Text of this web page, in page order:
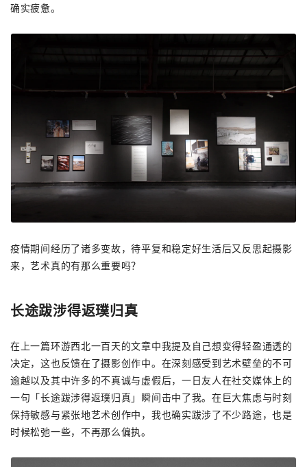
确实疲惫。
疫情期间经历了诸多变故，待平复和稳定好生活后又反思起摄影
来，艺术真的有那么重要吗？
长途跋涉得返璞归真
在上一篇环游西北一百天的文章中我提及自己想变得轻盈通透的
决定，这也反馈在了摄影创作中。在深刻感受到艺术壁垒的不可
逾越以及其中许多的不真诚与虚假后，一日友人在社交媒体上的
一句「长途跋涉得返璞归真」瞬间击中了我。在巨大焦虑与时刻
保持敏感与紧张地艺术创作中，我也确实跋涉了不少路途，也是
时候松弛一些，不再那么偏执。